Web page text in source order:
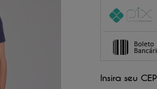
1 de R$
3x de R$